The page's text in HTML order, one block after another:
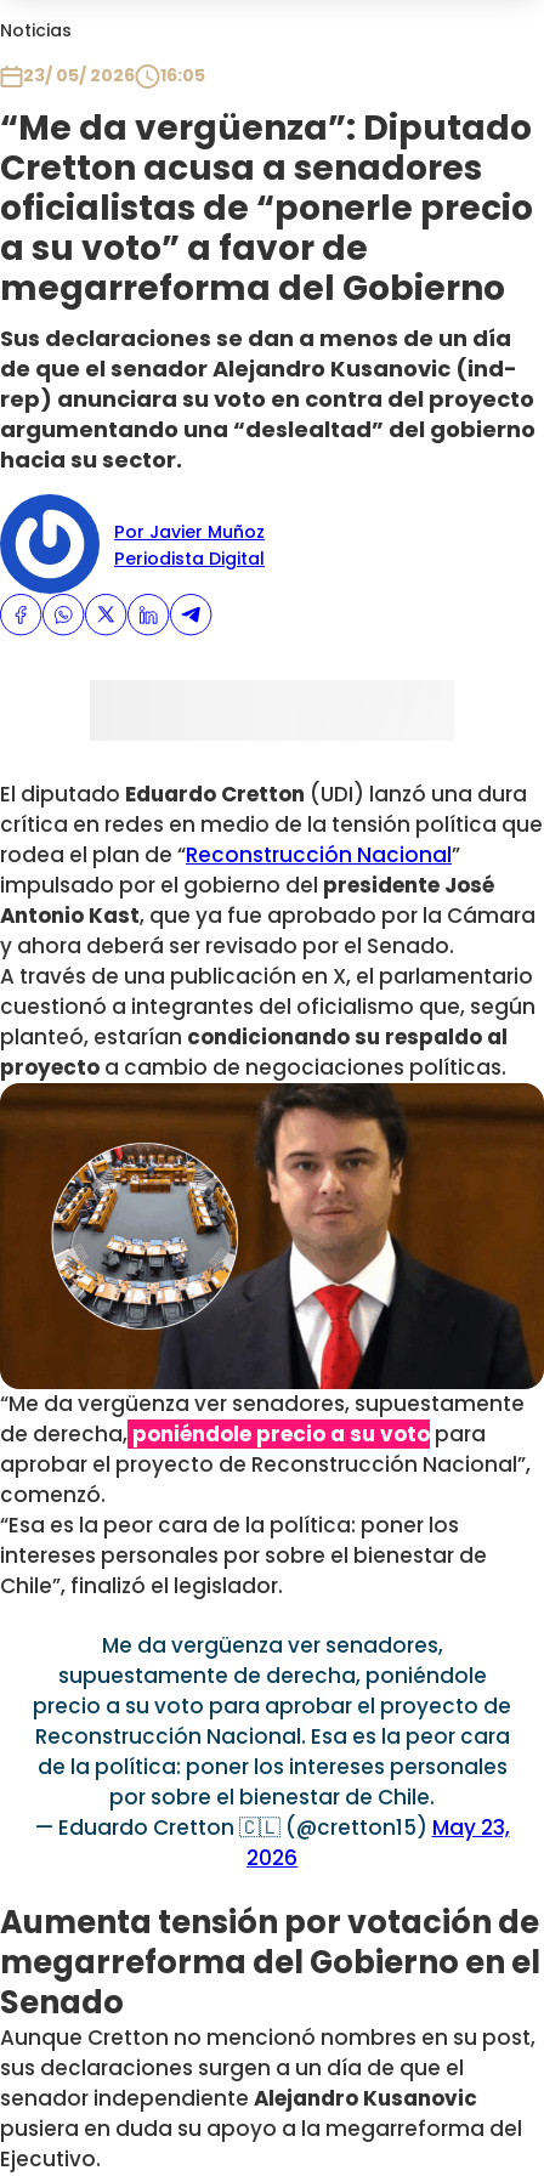
Noticias
23/ 05/ 2026
16:05
“Me da vergüenza”: Diputado
Cretton acusa a senadores
oficialistas de “ponerle precio
a su voto” a favor de
megarreforma del Gobierno
Sus declaraciones se dan a menos de un día
de que el senador Alejandro Kusanovic (ind-
rep) anunciara su voto en contra del proyecto
argumentando una “deslealtad” del gobierno
hacia su sector.
Por Javier Muñoz
Periodista Digital
El diputado Eduardo Cretton (UDI) lanzó una dura
crítica en redes en medio de la tensión política que
rodea el plan de “Reconstrucción Nacional”
impulsado por el gobierno del presidente José
Antonio Kast, que ya fue aprobado por la Cámara
y ahora deberá ser revisado por el Senado.
A través de una publicación en X, el parlamentario
cuestionó a integrantes del oficialismo que, según
planteó, estarían condicionando su respaldo al
proyecto a cambio de negociaciones políticas.
“Me da vergüenza ver senadores, supuestamente
de derecha, poniéndole precio a su voto para
aprobar el proyecto de Reconstrucción Nacional”,
comenzó.
“Esa es la peor cara de la política: poner los
intereses personales por sobre el bienestar de
Chile”, finalizó el legislador.
Me da vergüenza ver senadores,
supuestamente de derecha, poniéndole
precio a su voto para aprobar el proyecto de
Reconstrucción Nacional. Esa es la peor cara
de la política: poner los intereses personales
por sobre el bienestar de Chile.
— Eduardo Cretton 🇨🇱 (@cretton15) May 23,
2026
Aumenta tensión por votación de
megarreforma del Gobierno en el
Senado
Aunque Cretton no mencionó nombres en su post,
sus declaraciones surgen a un día de que el
senador independiente Alejandro Kusanovic
pusiera en duda su apoyo a la megarreforma del
Ejecutivo.
Plan Perfecto
El Tiempo
Sabingo
Todos Los Programas